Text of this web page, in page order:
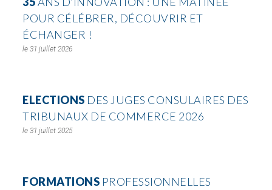
POUR CÉLÉBRER, DÉCOUVRIR ET
ÉCHANGER !
31 juillet 2026
ELECTIONS DES JUGES CONSULAIRES DES
TRIBUNAUX DE COMMERCE 2026
31 juillet 2025
FORMATIONS PROFESSIONNELLES